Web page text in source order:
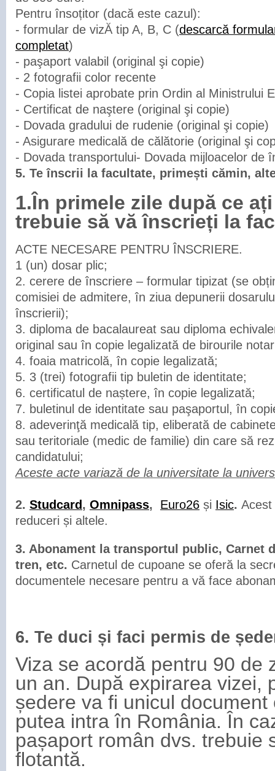
Pentru însoțitor (dacă este cazul):
- formular de vizĂ tip A, B, C (descarcă
completat)
- paşaport valabil (original şi copie)
- 2 fotografii color recente
- Copia listei aprobate prin Ordin al Ministrului
- Certificat de naştere (original şi copie)
- Dovada gradului de rudenie (original şi copie)
- Asigurare medicală de călătorie (original şi
- Dovada transportului- Dovada mijloacelor de
5. Te înscrii la facultate, primești cămin,
1.În primele zile după ce
trebuie să vă înscrieți la
ACTE NECESARE PENTRU ÎNSCRIERE.
1 (un) dosar plic;
2. cerere de înscriere – formular tipizat (se
comisiei de admitere, în ziua depunerii
înscrierii);
3. diploma de bacalaureat sau diploma
original sau în copie legalizată de birourile
4. foaia matricolă, în copie legalizată;
5. 3 (trei) fotografii tip buletin de identitate;
6. certificatul de naștere, în copie legalizată;
7. buletinul de identitate sau paşaportul, în
8. adeverinţă medicală tip, eliberată de
sau teritoriale (medic de familie) din care să
candidatului;
Aceste acte variază de la universitate la
2. Studcard, Omnipass, Euro26 și Isic.
reduceri și altele.
3. Abonament la transportul public, Carnet
tren, etc. Carnetul de cupoane se oferă la
documentele necesare pentru a vă face
6. Te duci și faci permis de
Viza se acordă pentru 90 de
un an. După expirarea vizei,
ședere va fi unicul document
putea intra în România. În
pașaport român dvs. trebuie
flotantă.